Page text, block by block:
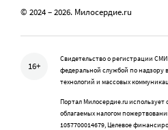
© 2024 – 2026. Милосердие.ru
16+
Свидетельство о регистрации
федеральной службой по
технологий и массовых
Портал Милосердие.ru использует
облагаемых налогом
1057700014679, Целевое